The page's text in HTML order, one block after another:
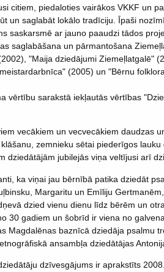
citiem, piedaloties vairākos VKKF un
un saglabāt lokālo tradīciju. Īpaši
saskarsmē ar jauno paaudzi tādos
saglabāšana un pārmantošana
"Maija dziedājumi Ziemeļlatgalē"
(2005) un "Bērnu
vērtību sarakstā iekļautās vērtības
vecākiem un vecvecākiem daudzas
zemnieku sētai piederīgos
dziedātājām jubilejās viņa veltījusi arī
ka viņai jau bērnībā patika dziedāt
Margaritu un Emīliju
dzied vienu dienu līdz bērēm un
30 gadiem un šobrīd ir viena no
Magdalēnas baznīcā dziedāja psalmu
ansambļa dziedātājas
dzīvesgājums ir aprakstīts